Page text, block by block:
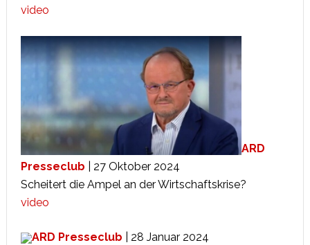
video
ARD
Presseclub | 27 Oktober 2024
Scheitert die Ampel an der Wirtschaftskrise?
video
ARD Presseclub | 28 Januar 2024